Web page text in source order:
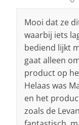
Mooi dat ze
waarbij iets
bediend lijkt
gaat alleen
product op
Helaas was
en het
zoals de